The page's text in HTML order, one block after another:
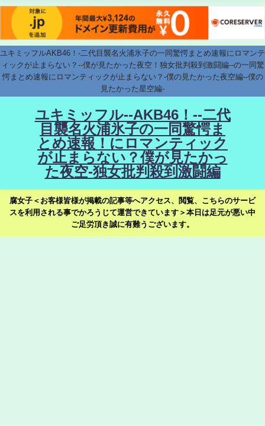
ユキミッフルAKB46！-二代目襲名火浦氷子の一同驚愕まとめ速報にロマンテ
ィックが止まらない？--僕が見たかった夜空！独女批判殺到激闘編--の一同驚
愕まとめ速報にロマンティックが止まらない？-僕の見たかった夜空編--僕の
見たかった星空編-
ユキミッフル--AKB46！--二代
目襲名火浦氷子の一同驚愕ま
とめ速報！にロマンティック
が止まらない？僕が見たかっ
た夜空-独女批判殺到激闘編
腐女子＜お客様皆様が掲載の記事等へアクセス、閲覧、こちらのサービ
スを利用される事でかろうじて運営できています＞本日は足元が悪い中
ご足労頂き誠に有難うございます。